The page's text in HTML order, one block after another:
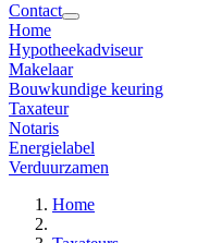
Contact
Home
Hypotheekadviseur
Makelaar
Bouwkundige keuring
Taxateur
Notaris
Energielabel
Verduurzamen
Home